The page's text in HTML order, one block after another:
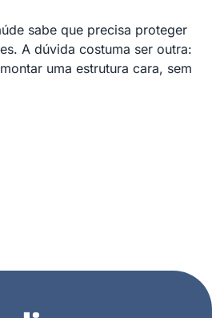
sabe que precisa proteger
A dúvida costuma ser outra:
uma estrutura cara, sem